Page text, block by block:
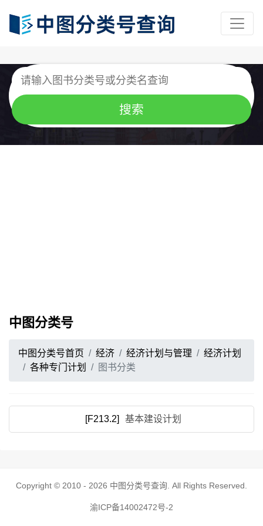
中图分类号
中图分类号首页 经济 经济计划与管理
经济计划
各种专门计划
图书分类
[F213.2] 基本建设计划
Copyright © 2010 - 2026 中图分类号查询 . All Rights Reserved.
渝ICP备14002472号-2